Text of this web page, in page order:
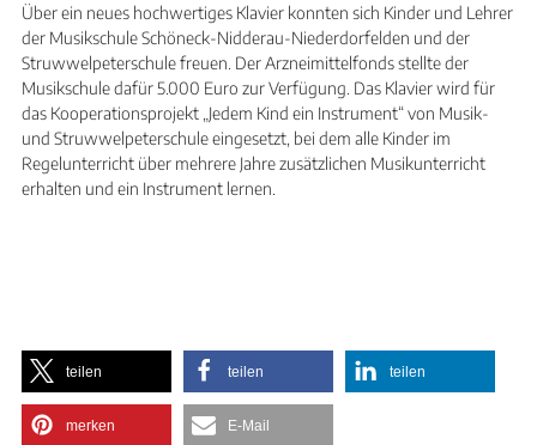
Über ein neues hochwertiges Klavier konnten sich Kinder und Lehrer
der Musikschule Schöneck-Nidderau-Niederdorfelden und der
Struwwelpeterschule freuen. Der Arzneimittelfonds stellte der
Musikschule dafür 5.000 Euro zur Verfügung. Das Klavier wird für
das Kooperationsprojekt „Jedem Kind ein Instrument“ von Musik-
und Struwwelpeterschule eingesetzt, bei dem alle Kinder im
Regelunterricht über mehrere Jahre zusätzlichen Musikunterricht
erhalten und ein Instrument lernen.
teilen teilen teilen
merken E-Mail